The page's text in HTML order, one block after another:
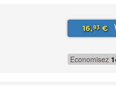
16,93€
Economisez